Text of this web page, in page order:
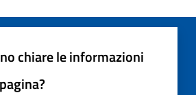
chiare le informazioni